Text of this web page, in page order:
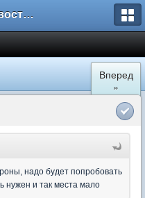
Форум Новостройки
Вперед
»
надо будет попробовать
нужен и так места мало